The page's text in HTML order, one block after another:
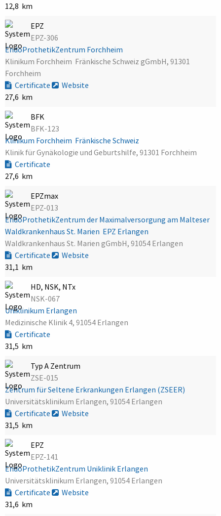
12,8 km
EPZ
EPZ-306
EndoProthetikZentrum Forchheim
Klinikum Forchheim  Fränkische Schweiz gGmbH, 91301
Forchheim
Certificate
Website
27,6 km
BFK
BFK-123
Klinikum Forchheim  Fränkische Schweiz
Klinik für Gynäkologie und Geburtshilfe, 91301 Forchheim
Certificate
27,6 km
EPZmax
EPZ-013
EndoProthetikZentrum der Maximalversorgung am Malteser
Waldkrankenhaus St. Marien  EPZ Erlangen
Waldkrankenhaus St. Marien gGmbH, 91054 Erlangen
Certificate
Website
31,1 km
HD, NSK, NTx
NSK-067
Uniklinikum Erlangen
Medizinische Klinik 4, 91054 Erlangen
Certificate
31,5 km
Typ A Zentrum
ZSE-015
Zentrum für Seltene Erkrankungen Erlangen (ZSEER)
Universitätsklinikum Erlangen, 91054 Erlangen
Certificate
Website
31,5 km
EPZ
EPZ-141
EndoProthetikZentrum Uniklinik Erlangen
Universitätsklinikum Erlangen, 91054 Erlangen
Certificate
Website
31,6 km